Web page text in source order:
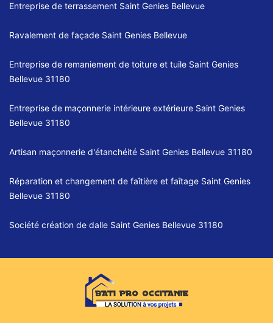
Entreprise de terrassement Saint Genies Bellevue
Ravalement de façade Saint Genies Bellevue
Entreprise de remaniement de toiture et tuile Saint Genies
Bellevue 31180
Entreprise de maçonnerie intérieure extérieure Saint Genies
Bellevue 31180
Artisan maçonnerie d'étanchéité Saint Genies Bellevue 31180
Réparation et changement de faîtière et faîtage Saint Genies
Bellevue 31180
Société création de dalle Saint Genies Bellevue 31180